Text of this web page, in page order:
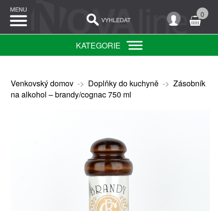
0
KATEGORIE
Venkovský domov-> Doplňky do kuchyně-> Zásobník
na alkohol – brandy/cognac 750 ml